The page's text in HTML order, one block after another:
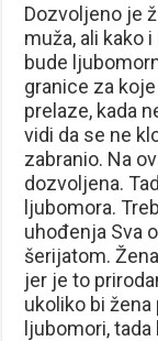
Dozvoljeno je
muža, ali kako
bude
granice za
prelaze, kada
vidi da se ne
zabranio. Na
dozvoljena.
ljubomora.
uhođenja Sva
šerijatom.
jer je to
ukoliko bi
ljubomori,